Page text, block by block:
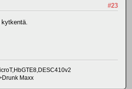
#23
Maxx